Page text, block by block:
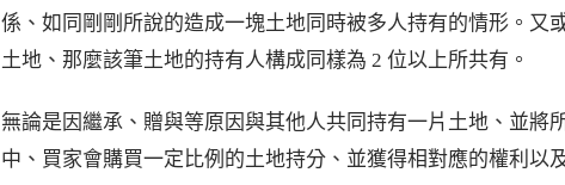
係、如同剛剛所說的造成一塊土地同時被多人持有的情形。又
土地、那麼該筆土地的持有人構成同樣為 2 位以上所共有。
無論是因繼承、贈與等原因與其他人共同持有一片土地、並將
中、買家會購買一定比例的土地持分、並獲得相對應的權利以